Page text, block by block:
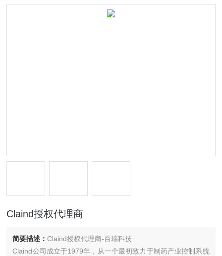
Claind授权代理商
简要描述：Claind授权代理商-百瑞科技
Claind公司成立于1979年，从一个最初致力于制药产业控制系统